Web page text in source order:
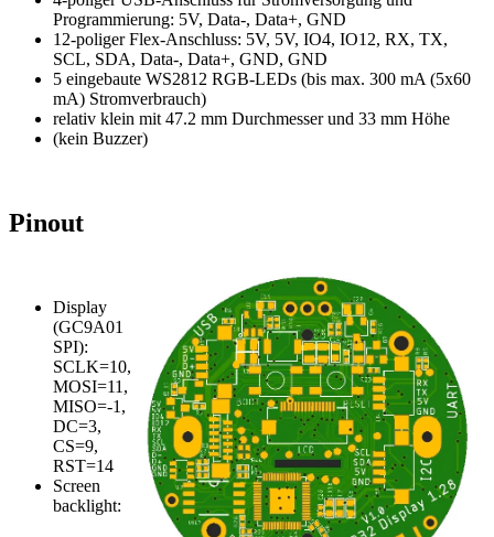
Programmierung: 5V, Data-, Data+, GND
12-poliger Flex-Anschluss: 5V, 5V, IO4, IO12, RX, TX,
SCL, SDA, Data-, Data+, GND, GND
5 eingebaute WS2812 RGB-LEDs (bis max. 300 mA (5x60
mA) Stromverbrauch)
relativ klein mit 47.2 mm Durchmesser und 33 mm Höhe
(kein Buzzer)
Pinout
Display
(GC9A01
SPI):
SCLK=10,
MOSI=11,
MISO=-1,
DC=3,
CS=9,
RST=14
Screen
backlight: